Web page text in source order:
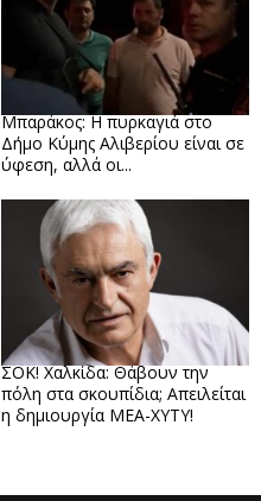
Μπαράκος: Η πυρκαγιά στο
Δήμο Κύμης Αλιβερίου είναι σε
ύφεση, αλλά οι...
ΣΟΚ! Χαλκίδα: Θάβουν την
πόλη στα σκουπίδια; Απειλείται
η δημιουργία ΜΕΑ-ΧΥΤΥ!